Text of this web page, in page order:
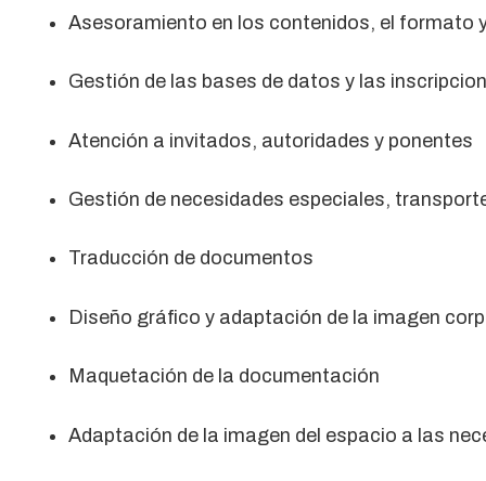
Asesoramiento en los contenidos, el formato
Gestión de las bases de datos y las
Atención a invitados, autoridades y ponentes
Gestión de necesidades especiales,
Traducción de documentos
Diseño gráfico y adaptación de la imagen
Maquetación de la documentación
Adaptación de la imagen del espacio a las